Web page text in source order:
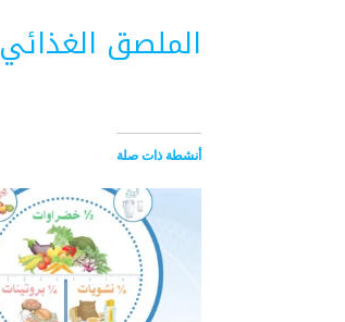
الملصق الغذائي
أنشطة ذات صلة